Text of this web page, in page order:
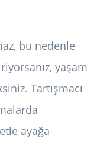
bu nedenle
yaşam
Tartışmacı
ayağa